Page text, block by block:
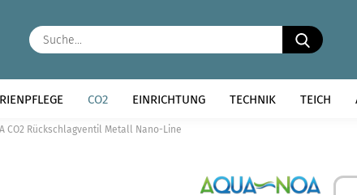
CO2 EINRICHTUNG TECHNIK TEICH
CO2 Rückschlagventil Metall Nano-Line